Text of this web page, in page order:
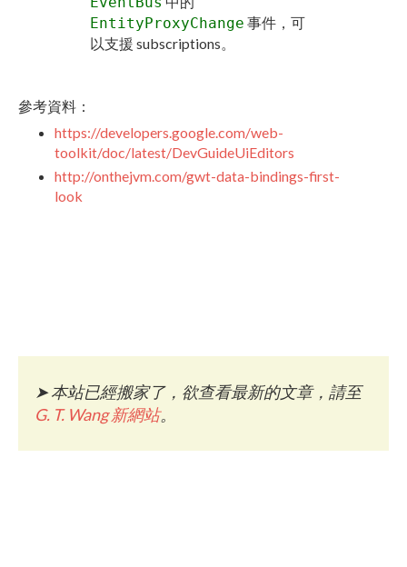
EntityProxyChange 事件，可
以支援 subscriptions。
參考資料：
https://developers.google.com/web-
toolkit/doc/latest/DevGuideUiEditors
http://onthejvm.com/gwt-data-bindings-first-
look
➤本站已經搬家了，欲查看最新的文章，請至
G. T. Wang 新網站。